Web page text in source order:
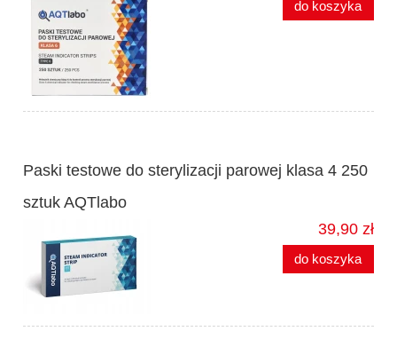
do koszyka
Paski testowe do sterylizacji parowej klasa 4 250
sztuk AQTlabo
39,90 zł
do koszyka